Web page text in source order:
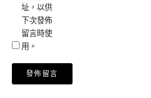
址，以供
下次發佈
留言時使
用。